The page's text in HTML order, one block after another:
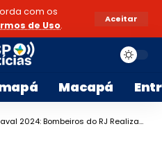
com os
de Uso.
Aceitar
Macapá
Bombeiros do RJ Realizam Mais de 450 Resgates em Praias Fluminenses